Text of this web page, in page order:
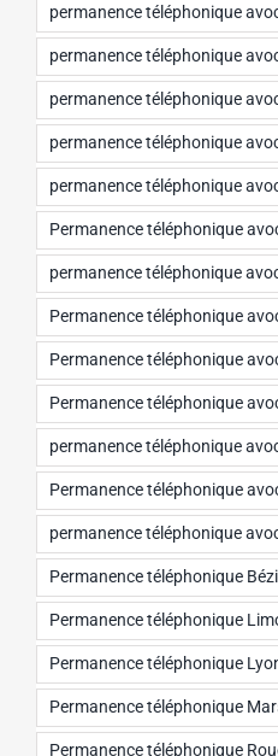
permanence téléphonique
permanence téléphonique
permanence téléphonique
permanence téléphonique
permanence téléphonique
Permanence téléphonique
permanence téléphonique
Permanence téléphonique
Permanence téléphonique
Permanence téléphonique
permanence téléphonique
Permanence téléphonique
permanence téléphonique
Permanence téléphonique
Permanence téléphonique
Permanence téléphonique
Permanence téléphonique
Permanence téléphonique